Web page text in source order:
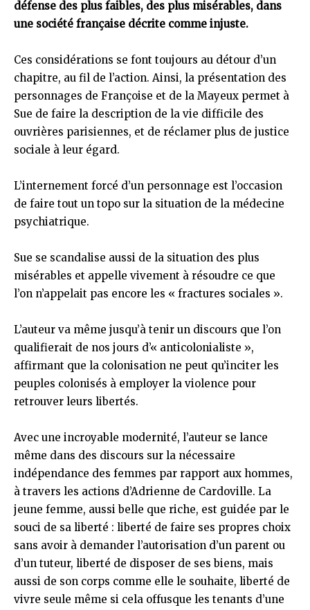
défense des plus faibles, des plus misérables, dans
une société française décrite comme injuste.
Ces considérations se font toujours au détour d’un
chapitre, au fil de l’action. Ainsi, la présentation des
personnages de Françoise et de la Mayeux permet à
Sue de faire la description de la vie difficile des
ouvrières parisiennes, et de réclamer plus de justice
sociale à leur égard.
L’internement forcé d’un personnage est l’occasion
de faire tout un topo sur la situation de la médecine
psychiatrique.
Sue se scandalise aussi de la situation des plus
misérables et appelle vivement à résoudre ce que
l’on n’appelait pas encore les « fractures sociales ».
L’auteur va même jusqu’à tenir un discours que l’on
qualifierait de nos jours d’« anticolonialiste »,
affirmant que la colonisation ne peut qu’inciter les
peuples colonisés à employer la violence pour
retrouver leurs libertés.
Avec une incroyable modernité, l’auteur se lance
même dans des discours sur la nécessaire
indépendance des femmes par rapport aux hommes,
à travers les actions d’Adrienne de Cardoville. La
jeune femme, aussi belle que riche, est guidée par le
souci de sa liberté : liberté de faire ses propres choix
sans avoir à demander l’autorisation d’un parent ou
d’un tuteur, liberté de disposer de ses biens, mais
aussi de son corps comme elle le souhaite, liberté de
vivre seule même si cela offusque les tenants d’une